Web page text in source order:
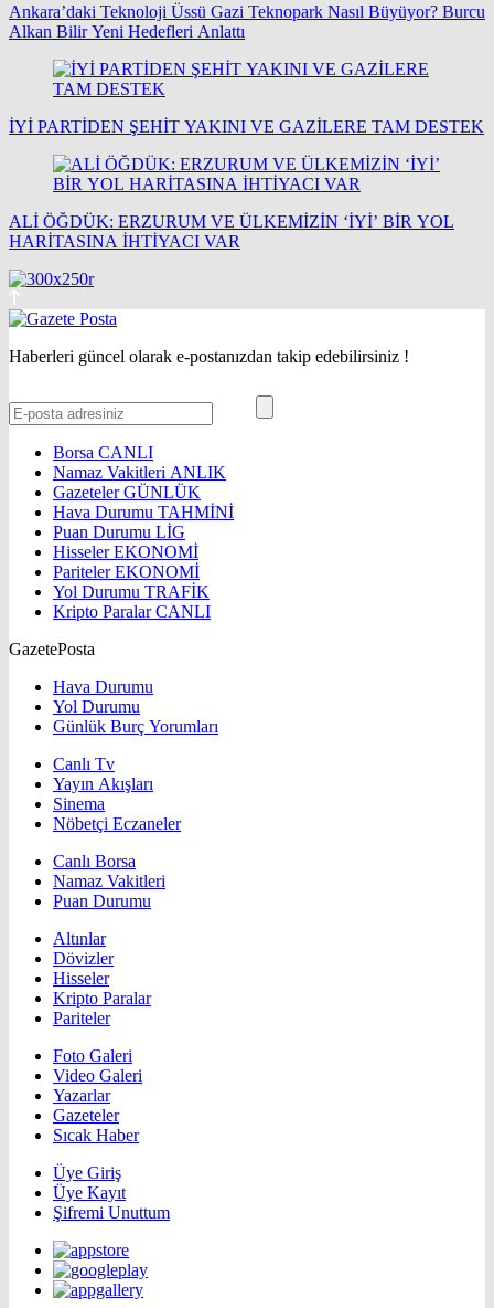
Ankara’daki Teknoloji Üssü Gazi Teknopark Nasıl Büyüyor? Burcu
Alkan Bilir Yeni Hedefleri Anlattı
İYİ PARTİDEN ŞEHİT YAKINI VE GAZİLERE TAM DESTEK
ALİ ÖĞDÜK: ERZURUM VE ÜLKEMİZİN ‘İYİ’ BİR YOL
HARİTASINA İHTİYACI VAR
Haberleri güncel olarak e-postanızdan takip edebilirsiniz !
Borsa CANLI
Namaz Vakitleri ANLIK
GazetelerGÜNLÜK
Hava Durumu TAHMİNİ
Puan Durumu LİG
HisselerEKONOMİ
ParitelerEKONOMİ
Yol Durumu TRAFİK
Kripto ParalarCANLI
GazetePosta
Hava Durumu
Yol Durumu
Günlük Burç Yorumları
Canlı Tv
Yayın Akışları
Sinema
Nöbetçi Eczaneler
Canlı Borsa
Namaz Vakitleri
Puan Durumu
Altınlar
Dövizler
Hisseler
Kripto Paralar
Pariteler
Foto Galeri
Video Galeri
Yazarlar
Gazeteler
Sıcak Haber
Üye Giriş
Üye Kayıt
Şifremi Unuttum